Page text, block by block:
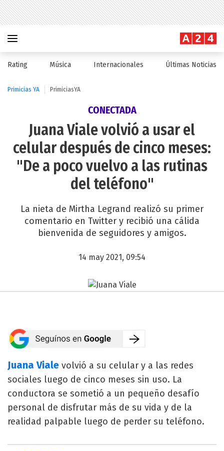
Rating Música Internacionales Últimas Noticias
Primicias YA PrimiciasYA
CONECTADA
Juana Viale volvió a usar el
celular después de cinco meses:
"De a poco vuelvo a las rutinas
del teléfono"
La nieta de Mirtha Legrand realizó su primer
comentario en Twitter y recibió una cálida
bienvenida de seguidores y amigos.
14 may 2021, 09:54
Juana Viale volvió a su celular y a las redes
sociales luego de cinco meses sin uso. La
conductora se sometió a un pequeño desafío
personal de disfrutar más de su vida y de la
realidad palpable luego de perder su teléfono.